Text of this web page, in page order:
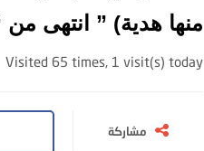
منها هدية) ” انتهى من
Visited 65 times, 1 visit(s) today
مشاركة